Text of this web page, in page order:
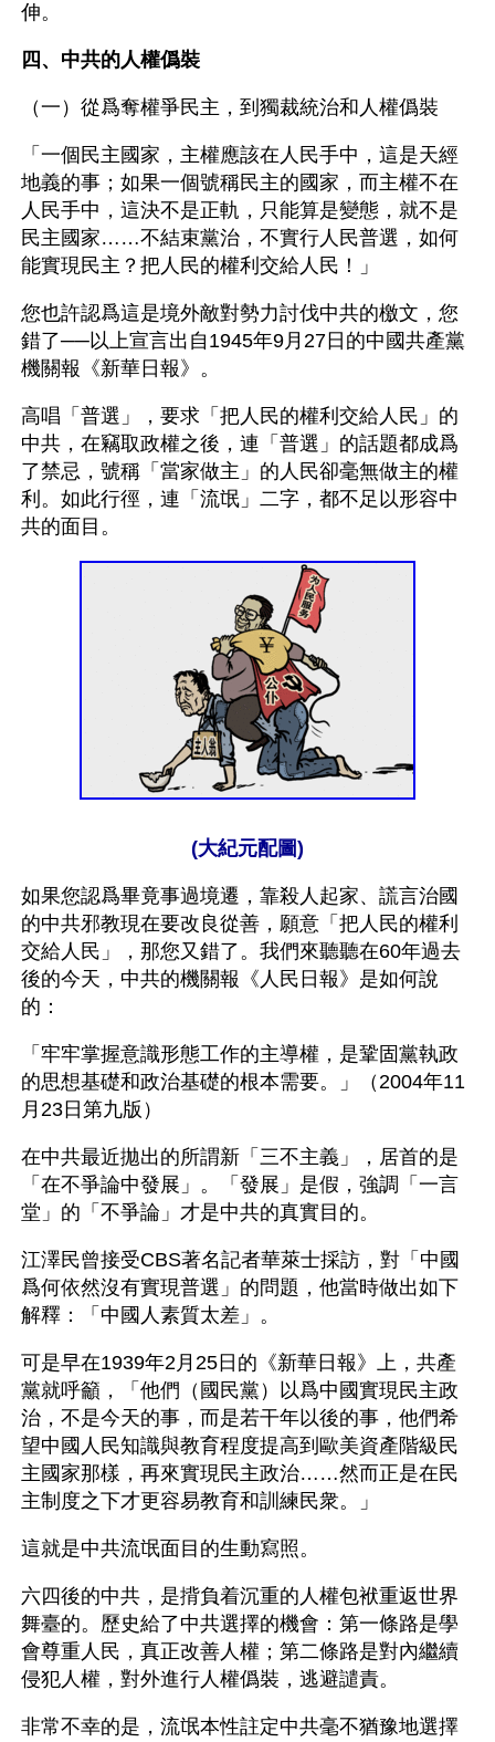
伸。
四、中共的人權僞裝
（一）從爲奪權爭民主，到獨裁統治和人權僞裝
「一個民主國家，主權應該在人民手中，這是天經
地義的事；如果一個號稱民主的國家，而主權不在
人民手中，這決不是正軌，只能算是變態，就不是
民主國家……不結束黨治，不實行人民普選，如何
能實現民主？把人民的權利交給人民！」
您也許認爲這是境外敵對勢力討伐中共的檄文，您
錯了──以上宣言出自1945年9月27日的中國共產黨
機關報《新華日報》。
高唱「普選」，要求「把人民的權利交給人民」的
中共，在竊取政權之後，連「普選」的話題都成爲
了禁忌，號稱「當家做主」的人民卻毫無做主的權
利。如此行徑，連「流氓」二字，都不足以形容中
共的面目。
(大紀元配圖)
如果您認爲畢竟事過境遷，靠殺人起家、謊言治國
的中共邪教現在要改良從善，願意「把人民的權利
交給人民」，那您又錯了。我們來聽聽在60年過去
後的今天，中共的機關報《人民日報》是如何說
的：
「牢牢掌握意識形態工作的主導權，是鞏固黨執政
的思想基礎和政治基礎的根本需要。」（2004年11
月23日第九版）
在中共最近拋出的所謂新「三不主義」，居首的是
「在不爭論中發展」。「發展」是假，強調「一言
堂」的「不爭論」才是中共的真實目的。
江澤民曾接受CBS著名記者華萊士採訪，對「中國
爲何依然沒有實現普選」的問題，他當時做出如下
解釋：「中國人素質太差」。
可是早在1939年2月25日的《新華日報》上，共產
黨就呼籲，「他們（國民黨）以爲中國實現民主政
治，不是今天的事，而是若干年以後的事，他們希
望中國人民知識與教育程度提高到歐美資產階級民
主國家那樣，再來實現民主政治……然而正是在民
主制度之下才更容易教育和訓練民衆。」
這就是中共流氓面目的生動寫照。
六四後的中共，是揹負着沉重的人權包袱重返世界
舞臺的。歷史給了中共選擇的機會：第一條路是學
會尊重人民，真正改善人權；第二條路是對內繼續
侵犯人權，對外進行人權僞裝，逃避譴責。
非常不幸的是，流氓本性註定中共毫不猶豫地選擇